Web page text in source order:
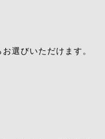
選びいただけます。